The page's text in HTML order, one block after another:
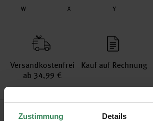
Zustimmung Details
W X Y
Versand­kosten­frei
ab 34,99 €
Kauf auf Rechnung
Produktinformation